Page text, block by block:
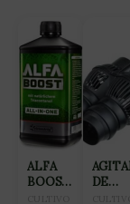
ALFA
BOOST
DE